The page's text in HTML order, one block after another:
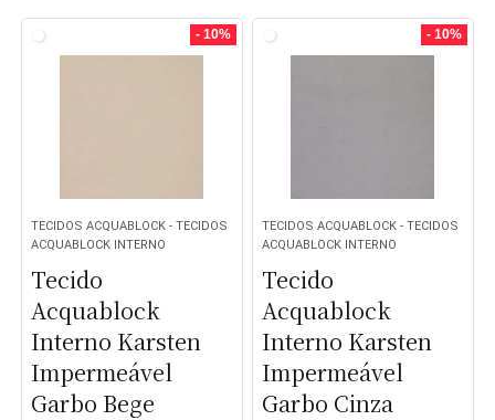
era:
R$56.90.R$39.83.
era:
R$56.90.R$28.45.
- 10%
TECIDOS ACQUABLOCK - TECIDOS
ACQUABLOCK INTERNO
Tecido
Acquablock
Interno Karsten
Impermeável
Garbo Bege
- 10%
TECIDOS ACQUABLOCK - TECIDOS
ACQUABLOCK INTERNO
Tecido
Acquablock
Interno Karsten
Impermeável
Garbo Cinza